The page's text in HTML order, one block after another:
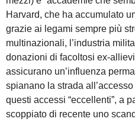
Harvard, che ha accumulato
grazie ai legami sempre più
multinazionali, l’industria
donazioni di facoltosi ex-
assicurano un’influenza
spianano la strada
questi accessi “eccellenti”, a
scoppiato di recente uno